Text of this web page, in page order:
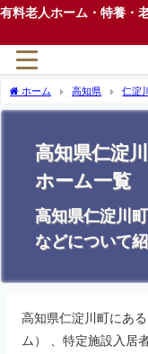
有料老人ホーム・特養・
ホーム 高知県 仁淀
高知県仁淀
ホーム一覧
高知県仁淀川
などについて
高知県仁淀川町にあ
ム） 、特定施設入居